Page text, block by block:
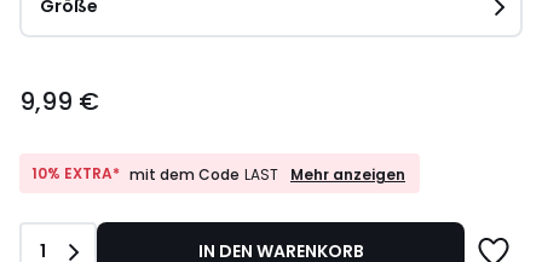
Größe
€.
9,99 €
10% EXTRA* mit dem Code LAST
10%
Code
Mehr anzeigen
Anzahl
1 IN DEN WARENKORB